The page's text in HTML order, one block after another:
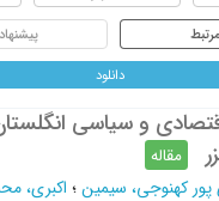
دانلود
و سیاسی
مقاله
کهنوجی، سیمین ؛ اکبری،